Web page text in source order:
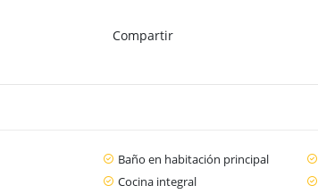
Compartir
Baño en habitación principal
Cocina integral